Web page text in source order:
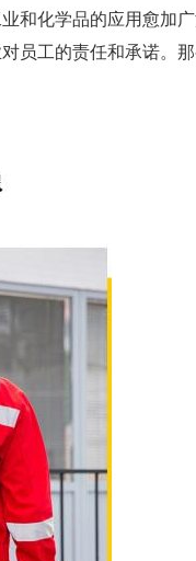
和化学品的应用愈加广
员工的责任和承诺。